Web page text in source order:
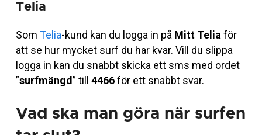
Telia
Som Telia-kund kan du logga in på Mitt Telia för
att se hur mycket surf du har kvar. Vill du slippa
logga in kan du snabbt skicka ett sms med ordet
”surfmängd” till 4466för ett snabbt svar.
Vad ska man göra när surfen